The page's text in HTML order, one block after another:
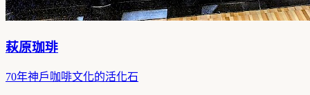
萩原珈琲
70年神戶咖啡文化的活化石